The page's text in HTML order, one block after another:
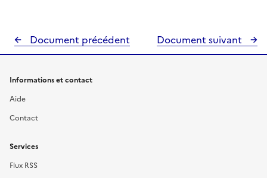
Document précédent Document suivant
Informations et contact
Aide
Contact
Services
Flux RSS